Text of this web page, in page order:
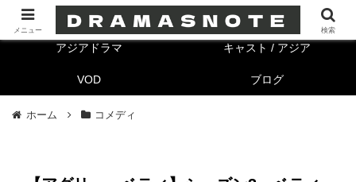
海外ドラマ キャスト/海外
アジアドラマ キャスト / アジア
VOD ブログ
ホーム コメディ
メニュー 検索